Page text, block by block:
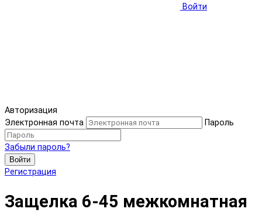
Войти
Авторизация
Электронная почта
Пароль
Забыли пароль?
Войти
Регистрация
Защелка 6-45 межкомнатная